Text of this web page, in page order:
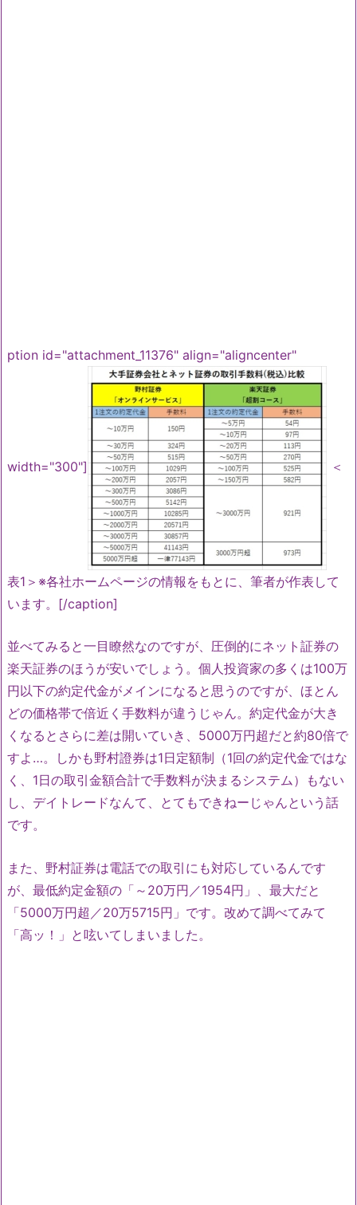
ption id="attachment_11376" align="aligncenter"
width="300"] ＜
表1＞※各社ホームページの情報をもとに、筆者が作表して
います。[/caption]
並べてみると一目瞭然なのですが、圧倒的にネット証券の
楽天証券のほうが安いでしょう。個人投資家の多くは100万
円以下の約定代金がメインになると思うのですが、ほとん
どの価格帯で倍近く手数料が違うじゃん。約定代金が大き
くなるとさらに差は開いていき、5000万円超だと約80倍で
すよ…。しかも野村證券は1日定額制（1回の約定代金ではな
く、1日の取引金額合計で手数料が決まるシステム）もない
し、デイトレードなんて、とてもできねーじゃんという話
です。
また、野村証券は電話での取引にも対応しているんです
が、最低約定金額の「～20万円／1954円」、最大だと
「5000万円超／20万5715円」です。改めて調べてみて
「高ッ！」と呟いてしまいました。